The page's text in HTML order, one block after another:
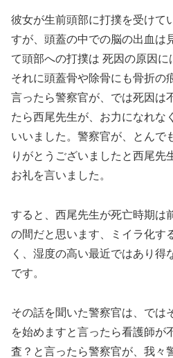
彼女が生前頭部に打撲を受けて
すが、頭蓋の中での脳の出血は
て頭部への打撲は 死因の原因に
それに頭蓋骨や除骨にも骨折の
言ったら警察官が、では死因は
たら西尾先生が、お力になれな
いいました。警察官が、とんで
りがとうございましたと西尾先
お礼を言いました。
すると、西尾先生が死亡時期は
の間だと思います、ミイラ化す
く、湿度の高い最近ではあり得
です。
その話を聞いた警察官は、では
を始めますと言ったら看護師が
査？と言ったら警察官が、我々